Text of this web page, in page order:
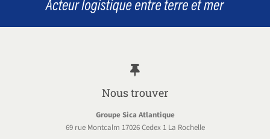
Nous trouver
Groupe Sica Atlantique
69 rue Montcalm 17026 Cedex 1 La Rochelle